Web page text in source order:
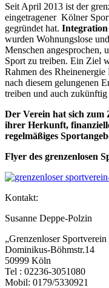
Seit April 2013 ist der
eingetragener Kölner
gegründet hat.
wurden Wohnungslose
Menschen angesprochen,
Sport zu treiben. Ein Ziel
Rahmen des
nach diesem gelungenen
treiben und auch
Der Verein hat sich zum
ihrer Herkunft,
regelmäßiges
Flyer des grenzenlosen
Kontakt:
Susanne Deppe-Polzin
„Grenzenloser Sportverein
Dominikus-Böhmstr.14
50999 Köln
Tel : 02236-3051080
Mobil: 0179/5330921